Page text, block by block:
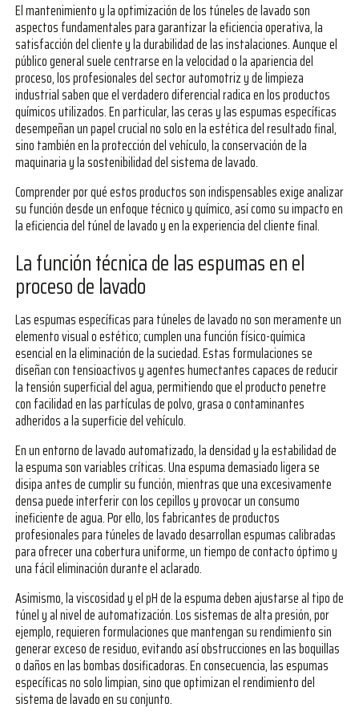
El mantenimiento y la optimización de los túneles de lavado son
aspectos fundamentales para garantizar la eficiencia operativa, la
satisfacción del cliente y la durabilidad de las instalaciones. Aunque el
público general suele centrarse en la velocidad o la apariencia del
proceso, los profesionales del sector automotriz y de limpieza
industrial saben que el verdadero diferencial radica en los productos
químicos utilizados. En particular, las ceras y las espumas específicas
desempeñan un papel crucial no solo en la estética del resultado final,
sino también en la protección del vehículo, la conservación de la
maquinaria y la sostenibilidad del sistema de lavado.
Comprender por qué estos productos son indispensables exige analizar
su función desde un enfoque técnico y químico, así como su impacto en
la eficiencia del túnel de lavado y en la experiencia del cliente final.
La función técnica de las espumas en el
proceso de lavado
Las espumas específicas para túneles de lavado no son meramente un
elemento visual o estético; cumplen una función físico-química
esencial en la eliminación de la suciedad. Estas formulaciones se
diseñan con tensioactivos y agentes humectantes capaces de reducir
la tensión superficial del agua, permitiendo que el producto penetre
con facilidad en las partículas de polvo, grasa o contaminantes
adheridos a la superficie del vehículo.
En un entorno de lavado automatizado, la densidad y la estabilidad de
la espuma son variables críticas. Una espuma demasiado ligera se
disipa antes de cumplir su función, mientras que una excesivamente
densa puede interferir con los cepillos y provocar un consumo
ineficiente de agua. Por ello, los fabricantes de productos
profesionales para túneles de lavado desarrollan espumas calibradas
para ofrecer una cobertura uniforme, un tiempo de contacto óptimo y
una fácil eliminación durante el aclarado.
Asimismo, la viscosidad y el pH de la espuma deben ajustarse al tipo de
túnel y al nivel de automatización. Los sistemas de alta presión, por
ejemplo, requieren formulaciones que mantengan su rendimiento sin
generar exceso de residuo, evitando así obstrucciones en las boquillas
o daños en las bombas dosificadoras. En consecuencia, las espumas
específicas no solo limpian, sino que optimizan el rendimiento del
sistema de lavado en su conjunto.